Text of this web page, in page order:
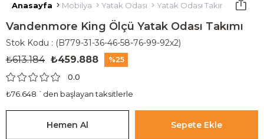
Anasayfa Mobilya Yatak Odası Yatak Odası Takımı
Vandenmore King Ölçü Yatak Odası Takımı
Stok Kodu (B779-31-36-46-58-76-99-92x2)
₺613.184 ₺459.888 25
0.0
₺76.648 `den başlayan taksitlerle